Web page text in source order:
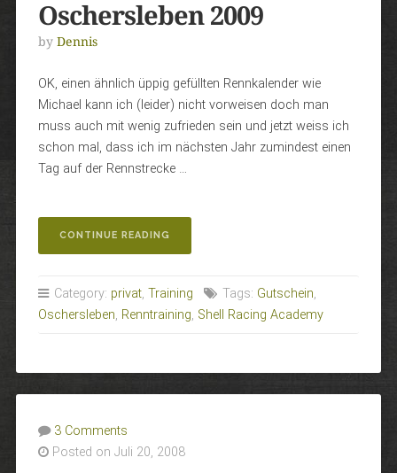
Oschersleben 2009
by Dennis
OK, einen ähnlich üppig gefüllten Rennkalender wie
Michael kann ich (leider) nicht vorweisen doch man
muss auch mit wenig zufrieden sein und jetzt weiss ich
schon mal, dass ich im nächsten Jahr zumindest einen
Tag auf der Rennstrecke …
CONTINUE READING
2009“
Category: privat, Training Tags: Gutschein,
Oschersleben, Renntraining, Shell Racing Academy
3 Comments
Posted on Juli 20, 2008